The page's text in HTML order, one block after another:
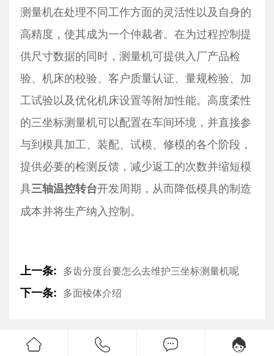
测量机在处理不同工作方面的灵活性以及自身的
高精度，使其成为一个仲裁者。在为过程控制提
供尺寸数据的同时，测量机可提供入厂产品检
验、机床的校验、客户质量认证、量规检验、加
工试验以及优化机床设置等附加性能。高度柔性
的三坐标测量机可以配置在车间环境，并直接参
与到模具加工、装配、试模、修模的各个阶段，
提供必要的检测反馈，减少返工的次数并缩短模
具三轴温控转台开发周期，从而降低模具的制造
成本并将生产纳入控制。
上一条: 多齿分度台要怎么去维护三坐标测量机呢
下一条: 多面棱体介绍